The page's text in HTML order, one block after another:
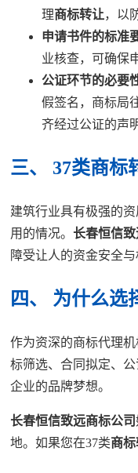
理商标转让，以
申请书件的标准
业核查，可确保
公证环节的必要
假签名，商标局
齐经过公证的声
三、 37类商标
建筑行业具有极强的
用的情况。 长春恒信
障受让人的资金安全与
四、 为什么选
作为资深的商标代理
标筛选、合同拟定、
企业的品牌梦想。
长春恒信致远商标公司
地。如果您在37类商